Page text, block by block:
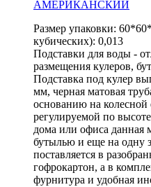
АМЕРИКАНСКИЙ
Размер упаковки:
кубических): 0,013
Подставки для воды -
размещения кулеров,
Подставка под кулер
мм, черная матовая
основанию на колесной
регулируемой по
дома или офиса данная
бутылью и еще на одну
поставляется в
гофрокартон, а в
фурнитура и удобная